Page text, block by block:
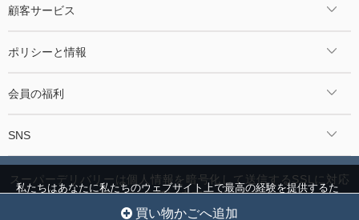
買い物かごへ追加
顧客サービス
ポリシーと情報
会員の福利
SNS
スーパーデリバリーは個人情報を暗号化して送信するSSLに対応
しています。
©2024 Jcnmall.com All Rights Reserved.
私たちはあなたに私たちのウェブサイト上で最高の経験を提供するた
クッキー設定